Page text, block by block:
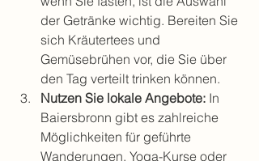
der Getränke wichtig. Bereiten Sie
sich Kräutertees und
Gemüsebrühen vor, die Sie über
den Tag verteilt trinken können.
Nutzen Sie lokale Angebote: In
Baiersbronn gibt es zahlreiche
Möglichkeiten für geführte
Wanderungen, Yoga-Kurse oder